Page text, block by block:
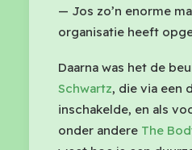
— Jos zo’n enorme
organisatie heeft
Daarna was het de
Schwartz, die via een
inschakelde, en als
onder andere The